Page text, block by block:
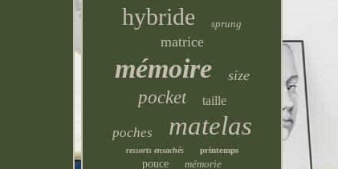
hybride sprung
matrice
mémoire size
pocket taille
poches matelas
ressorts ensachés printemps
pouce mémorie